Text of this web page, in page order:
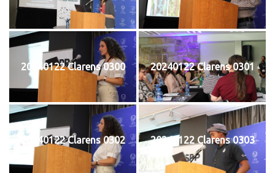
20240122 Clarens 0300 20240122 Clarens 0301
20240122 Clarens 0302 20240122 Clarens 0303